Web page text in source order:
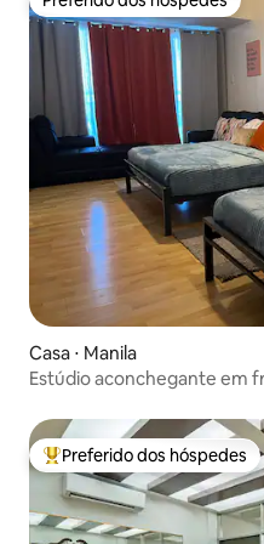
Preferido dos hóspedes
Casa ⋅ Manila
Estúdio aconchegante em
Entre os melhores
Preferido dos hóspedes